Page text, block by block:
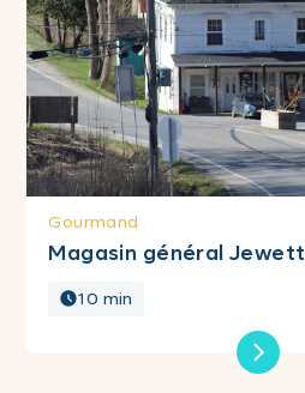
Gourmand
Magasin général Jewett
10 min